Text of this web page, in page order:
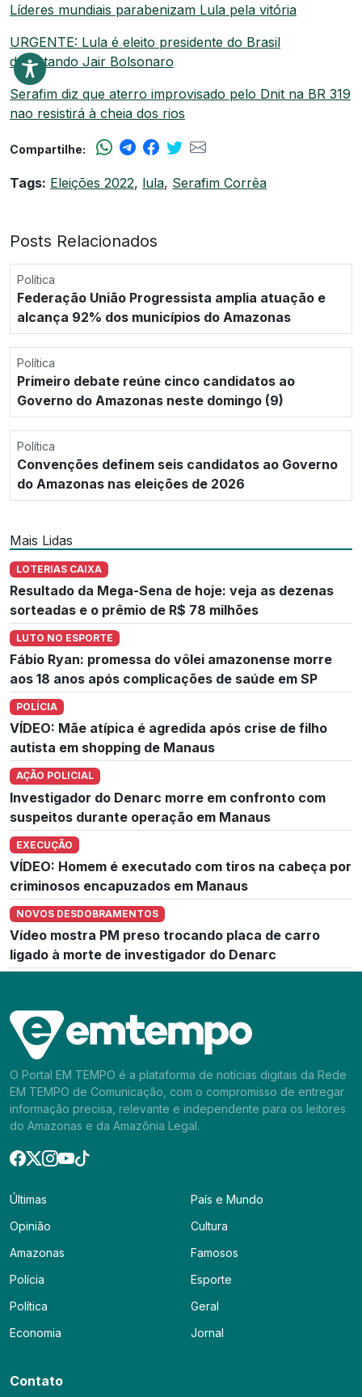
Líderes mundiais parabenizam Lula pela vitória
URGENTE: Lula é eleito presidente do Brasil
derrotando Jair Bolsonaro
Serafim diz que aterro improvisado pelo Dnit na BR 319
nao resistirá à cheia dos rios
Compartilhe:
Tags: Eleições 2022, lula, Serafim Corrêa
Posts Relacionados
Política
Federação União Progressista amplia atuação e
alcança 92% dos municípios do Amazonas
Política
Primeiro debate reúne cinco candidatos ao
Governo do Amazonas neste domingo (9)
Política
Convenções definem seis candidatos ao Governo
do Amazonas nas eleições de 2026
Mais Lidas
LOTERIAS CAIXA
Resultado da Mega-Sena de hoje: veja as dezenas
sorteadas e o prêmio de R$ 78 milhões
LUTO NO ESPORTE
Fábio Ryan: promessa do vôlei amazonense morre
aos 18 anos após complicações de saúde em SP
POLÍCIA
VÍDEO: Mãe atípica é agredida após crise de filho
autista em shopping de Manaus
AÇÃO POLICIAL
Investigador do Denarc morre em confronto com
suspeitos durante operação em Manaus
EXECUÇÃO
VÍDEO: Homem é executado com tiros na cabeça por
criminosos encapuzados em Manaus
NOVOS DESDOBRAMENTOS
Vídeo mostra PM preso trocando placa de carro
ligado à morte de investigador do Denarc
O Portal EM TEMPO é a plataforma de notícias digitais da Rede
EM TEMPO de Comunicação, com o compromisso de entregar
informação precisa, relevante e independente para os leitores
do Amazonas e da Amazônia Legal.
Últimas
Opinião
Amazonas
Polícia
Política
Economia
País e Mundo
Cultura
Famosos
Esporte
Geral
Jornal
Contato